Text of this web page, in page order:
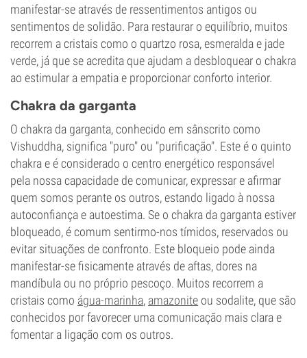
manifestar-se através de ressentimentos antigos ou
sentimentos de solidão. Para restaurar o equilíbrio, muitos
recorrem a cristais como o quartzo rosa, esmeralda e jade
verde, já que se acredita que ajudam a desbloquear o chakra
ao estimular a empatia e proporcionar conforto interior.
Chakra da garganta
O chakra da garganta, conhecido em sânscrito como
Vishuddha, significa "puro" ou "purificação". Este é o quinto
chakra e é considerado o centro energético responsável
pela nossa capacidade de comunicar, expressar e afirmar
quem somos perante os outros, estando ligado à nossa
autoconfiança e autoestima. Se o chakra da garganta estiver
bloqueado, é comum sentirmo-nos tímidos, reservados ou
evitar situações de confronto. Este bloqueio pode ainda
manifestar-se fisicamente através de aftas, dores na
mandíbula ou no próprio pescoço. Muitos recorrem a
cristais como água-marinha, amazonite ou sodalite, que são
conhecidos por favorecer uma comunicação mais clara e
fomentar a ligação com os outros.